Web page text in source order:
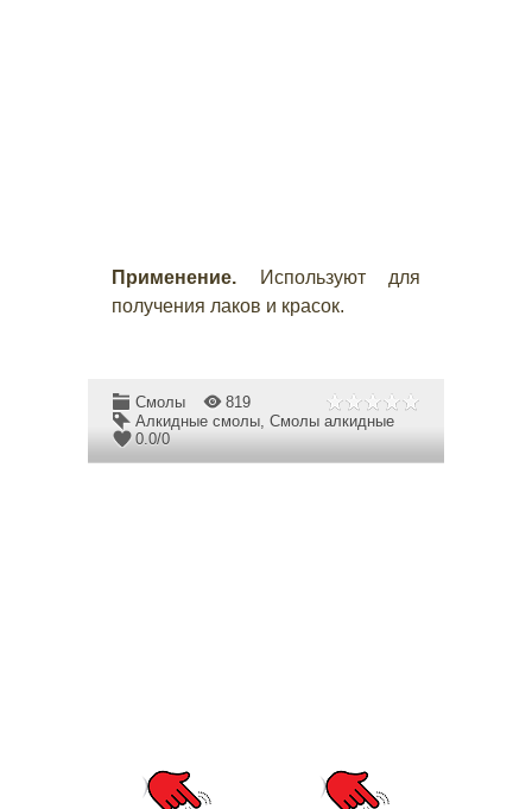
Применение. Используют для
получения лаков и красок.
Смолы
819
Алкидные смолы, Смолы алкидные
0.0/0